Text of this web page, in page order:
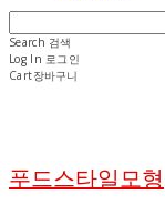
Search 검색
Log In 로그인
Cart장바구니
푸드스타일모형